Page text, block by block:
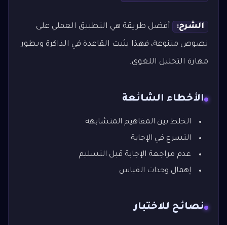
الشرح: أفضل طريقة هي التطبيق العملي على
نصوص متنوعة، فهذا يثبت القاعدة في الذاكرة ويطور
مهارة التحليل اللغوي.
الأخطاء الشائعة
الخلط بين المفاهيم المتشابهة
التسرع في الإجابة
عدم مراجعة الإجابة قبل التسليم
إهمال وحدات القياس
نصائح للاختبار